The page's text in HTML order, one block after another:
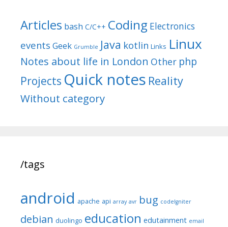
Articles bash C/C++ Coding Electronics
events Geek Grumble Java kotlin Links Linux
Notes about life in London Other php
Projects Quick notes Reality
Without category
/tags
android apache api array avr bug codeIgniter
debian duolingo education edutainment email